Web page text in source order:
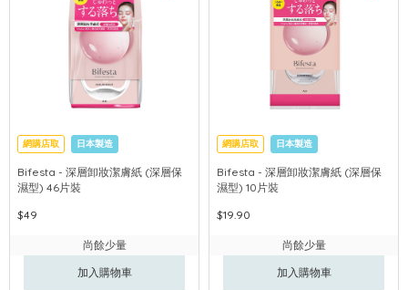
網購店取 日本製造
Bifesta - 深層卸妝潔膚紙 (深層保
濕型) 46片裝
$49
尚餘少量
加入購物車
網購店取 日本製造
Bifesta - 深層卸妝潔膚紙 (深層保
濕型) 10片裝
$19.90
尚餘少量
加入購物車